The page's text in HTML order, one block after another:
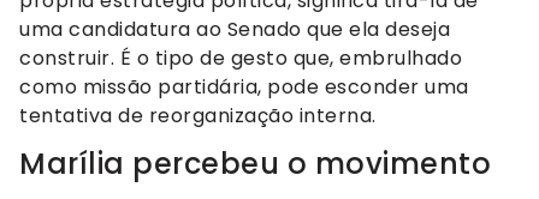
uma candidatura ao Senado que ela deseja
construir. É o tipo de gesto que, embrulhado
como missão partidária, pode esconder uma
tentativa de reorganização interna.
Marília percebeu o movimento